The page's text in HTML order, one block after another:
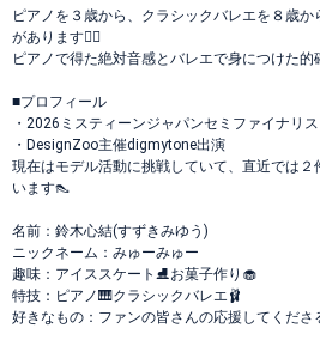
ピアノを３歳から、クラシックバレエを８歳
があります❤️‍🔥
ピアノで得た絶対音感とバレエで身につけた的
■プロフィール
・2026ミスティーンジャパンセミファイナリス
・DesignZoo主催digmytone出演
現在はモデル活動に挑戦していて、直近では
います👠
名前：鈴木心結(すずきみゆう)
ニックネーム：みゅーみゅー
趣味：アイススケート⛸️お菓子作り🧁
特技：ピアノ🎹クラシックバレエ🩰
好きなもの：ファンの皆さんの応援してくださ